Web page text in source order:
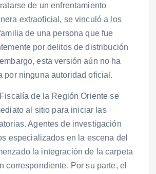
de un enfrentamiento
extraoficial, se vinculó a los
de una persona que fue
por delitos de distribución
esta versión aún no ha
por ninguna autoridad oficial.
de la Región Oriente se
al sitio para iniciar las
Agentes de investigación
especializados en la escena del
la integración de la carpeta
correspondiente. Por su parte, el